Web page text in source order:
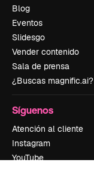
Blog
Eventos
Slidesgo
Vender contenido
Sala de prensa
¿Buscas magnific.ai?
Síguenos
Atención al cliente
Instagram
YouTube